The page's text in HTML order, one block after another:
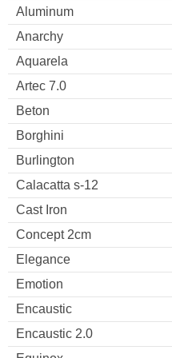
Aluminum
Anarchy
Aquarela
Artec 7.0
Beton
Borghini
Burlington
Calacatta s-12
Cast Iron
Concept 2cm
Elegance
Emotion
Encaustic
Encaustic 2.0